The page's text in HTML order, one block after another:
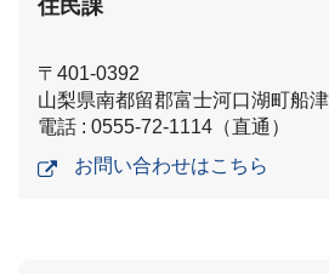
住民課
〒401-0392
山梨県南都留郡富士河口湖町船
電話 : 0555-72-1114（直通）
お問い合わせはこちら